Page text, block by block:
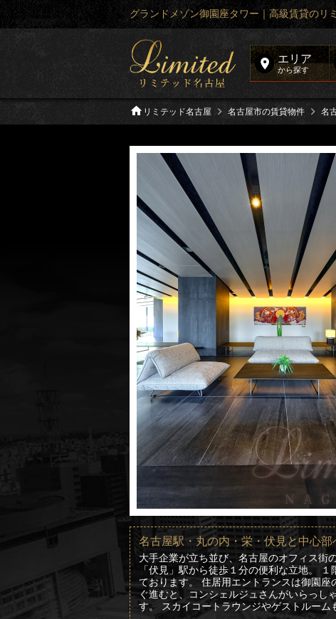
グランドメゾン御園座タワー｜高級賃貸のリ
エリア
から探す
リミテッド名古屋 名古屋市の賃貸物件 名
名古屋駅・丸の内・栄・伏見と中心
大手企業が立ち並び、名古屋のオフィス
「伏見」駅から徒歩１分の便利な立地。
ております。 住居用エントランスは御園
ぐ進むと、コンシェルジュさんがいらっし
す。 スカイコートラウンジやゲストルーム